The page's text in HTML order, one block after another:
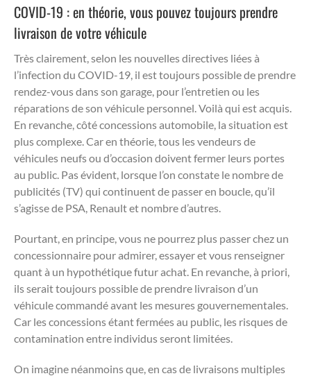
COVID-19 : en théorie, vous pouvez toujours prendre
livraison de votre véhicule
Très clairement, selon les nouvelles directives liées à
l’infection du COVID-19, il est toujours possible de prendre
rendez-vous dans son garage, pour l’entretien ou les
réparations de son véhicule personnel. Voilà qui est acquis.
En revanche, côté concessions automobile, la situation est
plus complexe. Car en théorie, tous les vendeurs de
véhicules neufs ou d’occasion doivent fermer leurs portes
au public. Pas évident, lorsque l’on constate le nombre de
publicités (TV) qui continuent de passer en boucle, qu’il
s’agisse de PSA, Renault et nombre d’autres.
Pourtant, en principe, vous ne pourrez plus passer chez un
concessionnaire pour admirer, essayer et vous renseigner
quant à un hypothétique futur achat. En revanche, à priori,
ils serait toujours possible de prendre livraison d’un
véhicule commandé avant les mesures gouvernementales.
Car les concessions étant fermées au public, les risques de
contamination entre individus seront limitées.
On imagine néanmoins que, en cas de livraisons multiples